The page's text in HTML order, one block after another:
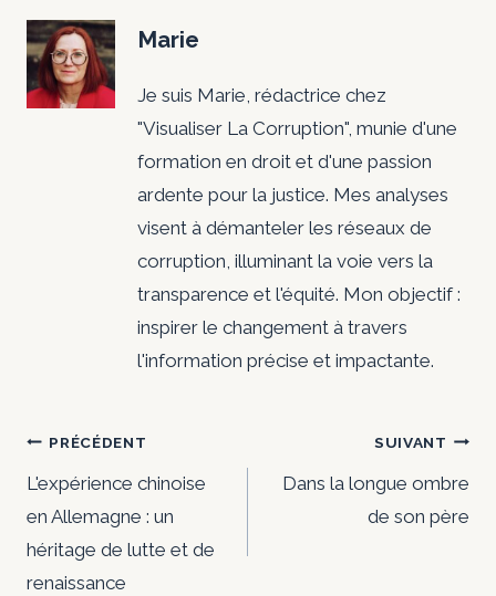
Marie
Je suis Marie, rédactrice chez
"Visualiser La Corruption", munie d'une
formation en droit et d'une passion
ardente pour la justice. Mes analyses
visent à démanteler les réseaux de
corruption, illuminant la voie vers la
transparence et l'équité. Mon objectif :
inspirer le changement à travers
l'information précise et impactante.
Navigation
de
l’article
PRÉCÉDENT
L'expérience chinoise
en Allemagne : un
héritage de lutte et de
renaissance
SUIVANT
Dans la longue ombre
de son père